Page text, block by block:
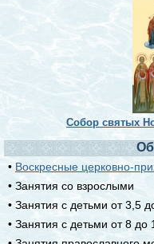
Собор святых
• Воскресные церковно-
• Занятия со взрослыми
• Занятия с детьми от 3,5
• Занятия с детьми от 8 до